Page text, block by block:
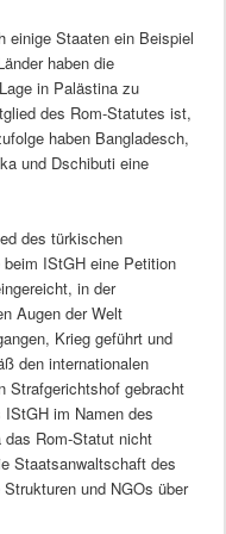
einige Staaten ein Beispiel
haben die
in Palästina zu
des Rom-Statutes ist,
haben Bangladesch,
und Dschibuti eine
des türkischen
IStGH eine Petition
in der
Augen der Welt
Krieg geführt und
den internationalen
Strafgerichtshof gebracht
im Namen des
Rom-Statut nicht
Staatsanwaltschaft des
und NGOs über